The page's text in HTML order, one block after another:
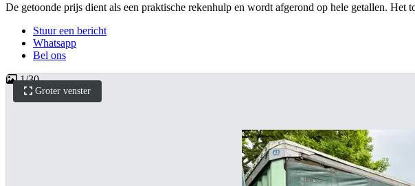
De getoonde prijs dient als een praktische rekenhulp en wordt afgerond op hele getallen.
Stuur een bericht
Whatsapp
Bel ons
Groter venster
1/30